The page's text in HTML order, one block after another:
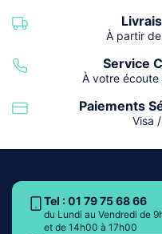
À partir
Service
À votre écoute
Paiements
Visa
Tel : 01 79 75 68 66
du Lundi au Vendredi de
et de 14h00 à 17h00